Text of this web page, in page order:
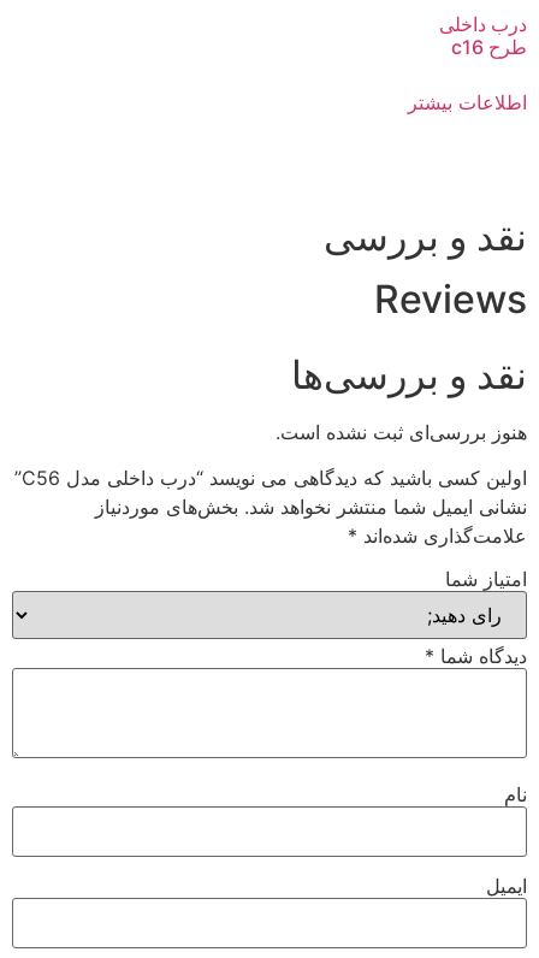
درب داخلی
طرح c16
اطلاعات بیشتر
نقد و بررسی
Reviews
نقد و بررسی‌ها
هنوز بررسی‌ای ثبت نشده است.
اولین کسی باشید که دیدگاهی می نویسد “درب داخلی مدل C56”
نشانی ایمیل شما منتشر نخواهد شد. بخش‌های موردنیاز
علامت‌گذاری شده‌اند *
امتیاز شما
دیدگاه شما *
نام
ایمیل